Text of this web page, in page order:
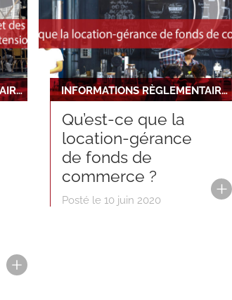
INFORMATIONS RÈGLEMENTAIRES ET JURIDIQUES INFORMATIONS RÈGLEMENTAIRES ET JURIDIQUES
Qu’est-ce que la
location-gérance
de fonds de
commerce ?
Posté le 10 juin 2020